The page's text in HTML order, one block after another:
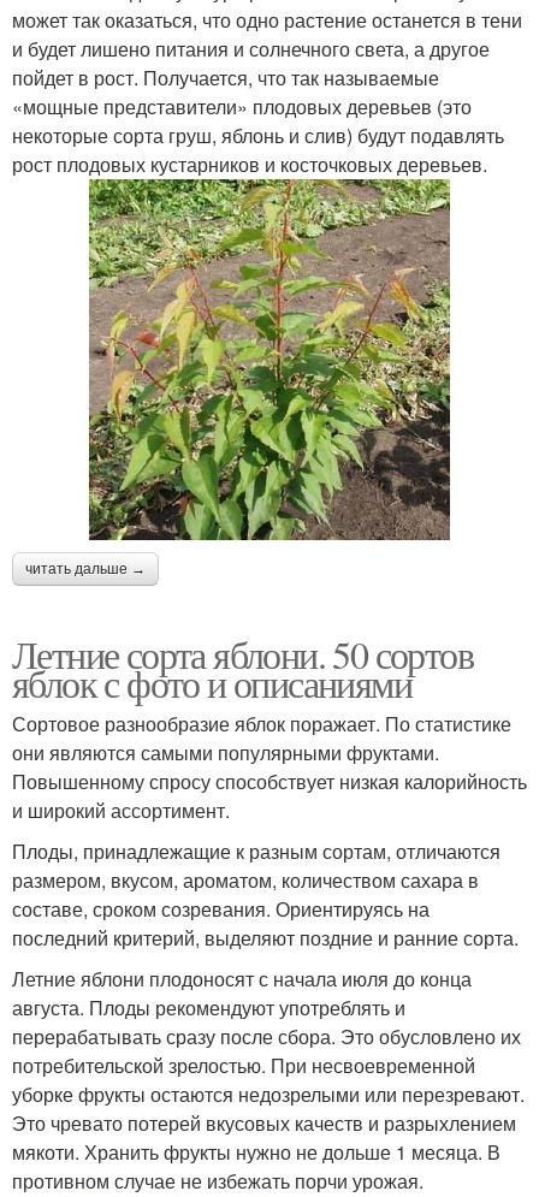
может так оказаться, что одно растение останется в тени
и будет лишено питания и солнечного света, а другое
пойдет в рост. Получается, что так называемые
«мощные представители» плодовых деревьев (это
некоторые сорта груш, яблонь и слив) будут подавлять
рост плодовых кустарников и косточковых деревьев.
читать дальше →
Летние сорта яблони. 50 сортов
яблок с фото и описаниями
Сортовое разнообразие яблок поражает. По статистике
они являются самыми популярными фруктами.
Повышенному спросу способствует низкая калорийность
и широкий ассортимент.
Плоды, принадлежащие к разным сортам, отличаются
размером, вкусом, ароматом, количеством сахара в
составе, сроком созревания. Ориентируясь на
последний критерий, выделяют поздние и ранние сорта.
Летние яблони плодоносят с начала июля до конца
августа. Плоды рекомендуют употреблять и
перерабатывать сразу после сбора. Это обусловлено их
потребительской зрелостью. При несвоевременной
уборке фрукты остаются недозрелыми или перезревают.
Это чревато потерей вкусовых качеств и разрыхлением
мякоти. Хранить фрукты нужно не дольше 1 месяца. В
противном случае не избежать порчи урожая.